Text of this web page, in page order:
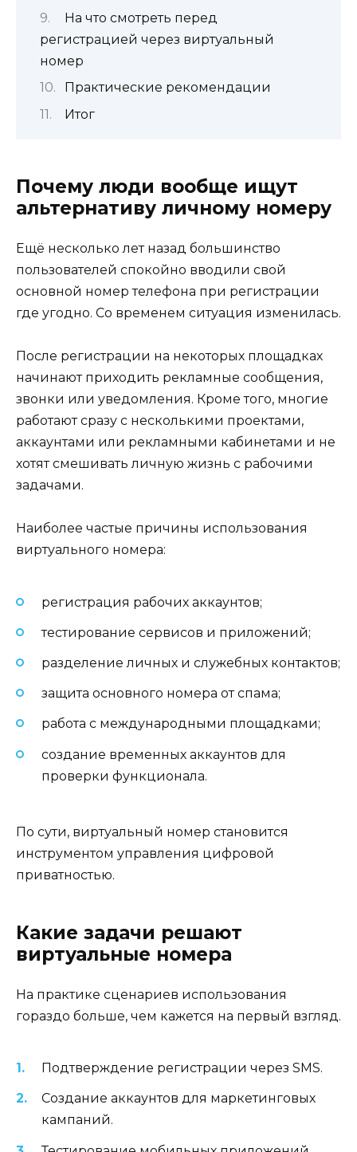
На что смотреть перед
регистрацией через виртуальный
номер
Практические рекомендации
Итог
Почему люди вообще ищут
альтернативу личному номеру
Ещё несколько лет назад большинство
пользователей спокойно вводили свой
основной номер телефона при регистрации
где угодно. Со временем ситуация изменилась.
После регистрации на некоторых площадках
начинают приходить рекламные сообщения,
звонки или уведомления. Кроме того, многие
работают сразу с несколькими проектами,
аккаунтами или рекламными кабинетами и не
хотят смешивать личную жизнь с рабочими
задачами.
Наиболее частые причины использования
виртуального номера:
регистрация рабочих аккаунтов;
тестирование сервисов и приложений;
разделение личных и служебных контактов;
защита основного номера от спама;
работа с международными площадками;
создание временных аккаунтов для
проверки функционала.
По сути, виртуальный номер становится
инструментом управления цифровой
приватностью.
Какие задачи решают
виртуальные номера
На практике сценариев использования
гораздо больше, чем кажется на первый взгляд.
Подтверждение регистрации через SMS.
Создание аккаунтов для маркетинговых
кампаний.